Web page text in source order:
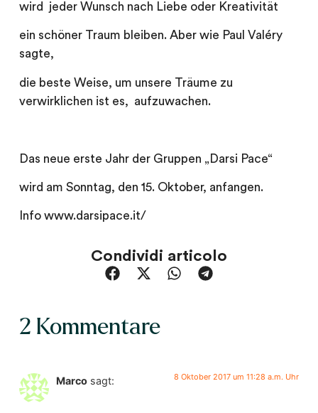
wird jeder Wunsch nach Liebe oder Kreativität
ein schöner Traum bleiben. Aber wie Paul Valéry
sagte,
die beste Weise, um unsere Träume zu
verwirklichen ist es, aufzuwachen.
Das neue erste Jahr der Gruppen „Darsi Pace“
wird am Sonntag, den 15. Oktober, anfangen.
Info www.darsipace.it/
Condividi articolo
2 Kommentare
Marco sagt: 8 Oktober 2017 um 11:28 a.m. Uhr